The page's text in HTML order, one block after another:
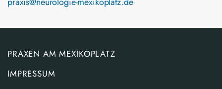
PRAXEN AM MEXIKOPLATZ
IMPRESSUM